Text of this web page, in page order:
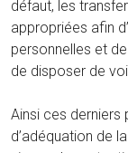
défaut, les
appropriées afin
personnelles et
de disposer de
Ainsi ces derniers
d’adéquation de